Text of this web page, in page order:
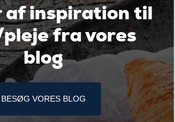
af inspiration til
fra vores
blog
BESØG VORES BLOG